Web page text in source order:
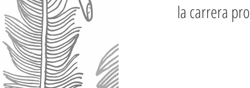
la carrera